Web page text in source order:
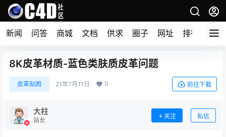
新闻 问答 商城 文档 供求 圈子 网址 排行榜
8K皮革材质-蓝色类肤质皮革问题
皮革贴图 21年7月11日 0 前往下载
大柱
站长
关注 私信